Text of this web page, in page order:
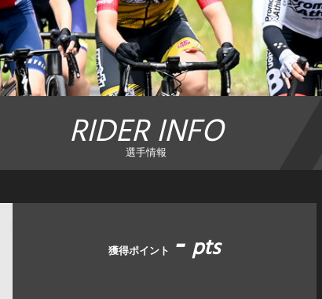
RIDER INFO
選手情報
獲得ポイント -pts